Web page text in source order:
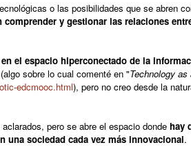
o las posibilidades que se abren
y gestionar las relaciones
el espacio hiperconectado de la
sobre lo cual comenté en "Technology
edcmooc.html), pero no creo desde la
pero se abre el espacio donde hay
una sociedad cada vez más innovacional.